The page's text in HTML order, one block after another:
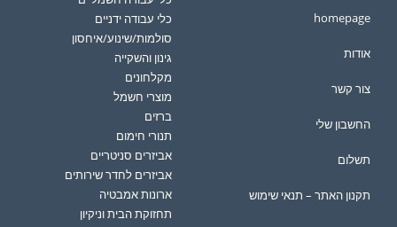
homepage
אודות
צור קשר
החשבון שלי
תשלום
תקנון האתר – תנאי שימוש
כלי עבודה ידניים
סולמות/שינוע/איחסון
גינון והשקייה
מקלחונים
מוצרי חשמל
ברזים
תנורי חימום
אביזרים סניטריים
אביזרים לחדר שירותים
ארונות אמבטיה
תחזוקת הבית וניקיון